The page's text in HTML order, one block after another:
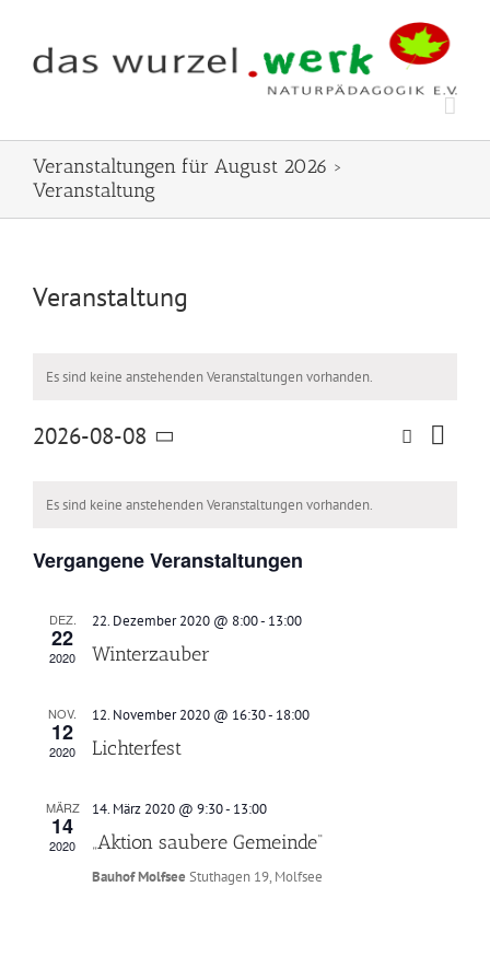
springen
Veranstaltungen für August 2026 ›
Veranstaltung
Veranstaltung
Es sind keine anstehenden Veranstaltungen vorhanden.
Suche
Monat
2026-08-08
von
Es sind keine anstehenden Veranstaltungen vorhanden.
Vergangene Veranstaltungen
DEZ.
22
2020
22. Dezember 2020 @ 8:00- 13:00
Winterzauber
NOV.
12
2020
12. November 2020 @ 16:30- 18:00
Lichterfest
MÄRZ
14
2020
14. März 2020 @ 9:30- 13:00
„Aktion saubere Gemeinde“
Bauhof Molfsee Stuthagen 19, Molfsee